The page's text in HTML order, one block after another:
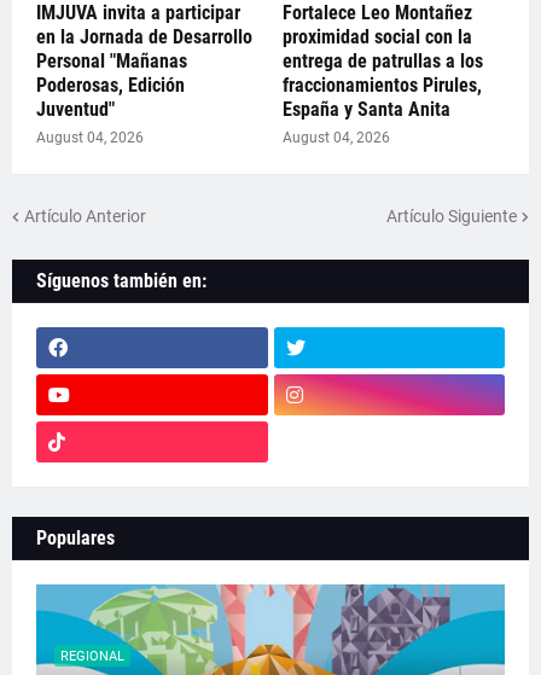
IMJUVA invita a participar
en la Jornada de Desarrollo
Personal "Mañanas
Poderosas, Edición
Juventud"
August 04, 2026
Fortalece Leo Montañez
proximidad social con la
entrega de patrullas a los
fraccionamientos Pirules,
España y Santa Anita
August 04, 2026
Artículo Anterior Artículo Siguiente
Síguenos también en:
Populares
REGIONAL